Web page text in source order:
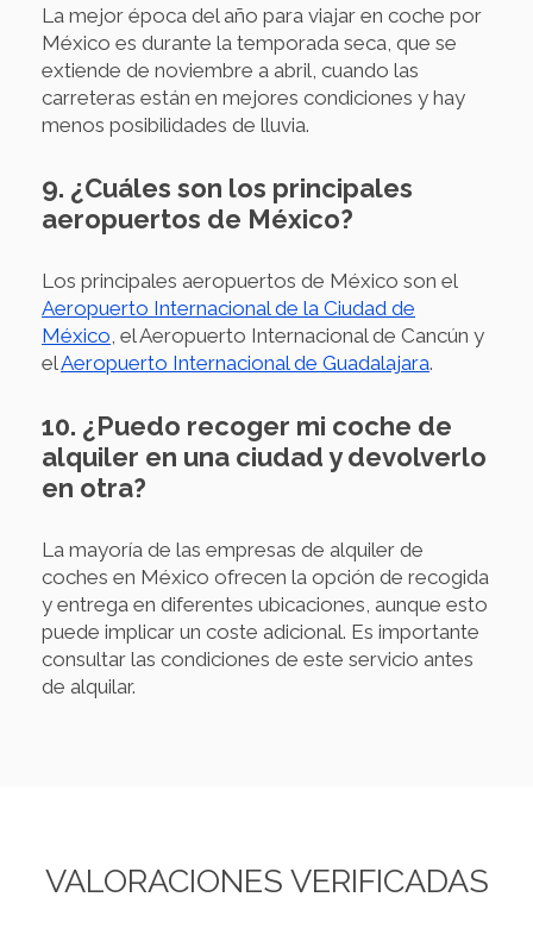
La mejor época del año para viajar en coche por
México es durante la temporada seca, que se
extiende de noviembre a abril, cuando las
carreteras están en mejores condiciones y hay
menos posibilidades de lluvia.
9. ¿Cuáles son los principales
aeropuertos de México?
Los principales aeropuertos de México son el
Aeropuerto Internacional de la Ciudad de
México , el Aeropuerto Internacional de Cancún y
elAeropuerto Internacional de Guadalajara.
10. ¿Puedo recoger mi coche de
alquiler en una ciudad y devolverlo
en otra?
La mayoría de las empresas de alquiler de
coches en México ofrecen la opción de recogida
y entrega en diferentes ubicaciones, aunque esto
puede implicar un coste adicional. Es importante
consultar las condiciones de este servicio antes
de alquilar.
VALORACIONES VERIFICADAS